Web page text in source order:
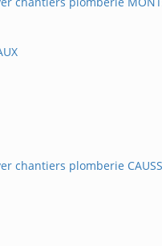
chantiers plomberie